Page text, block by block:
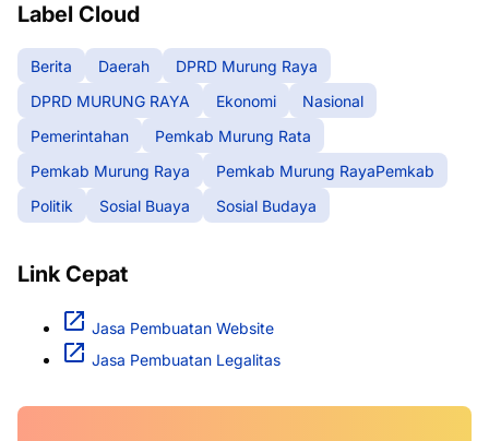
Label Cloud
Berita Daerah
DPRD Murung Raya
DPRD MURUNG RAYA
Ekonomi
Nasional
Pemerintahan
Pemkab Murung Rata
Pemkab Murung Raya
Pemkab Murung RayaPemkab
Politik
Sosial Buaya Sosial Budaya
Link Cepat
Jasa Pembuatan Website
Jasa Pembuatan Legalitas